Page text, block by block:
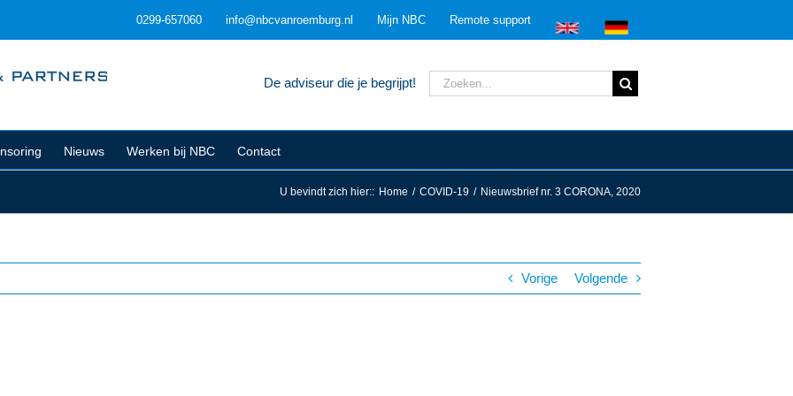
0299-657060 info@nbcvanroemburg.nl Mijn NBC Remote support
De adviseur die je begrijpt!
Zoeken
naar:
Nieuws Werken bij NBC Contact
U bevindt zich hier:: Home / COVID-19 / Nieuwsbrief nr. 3 CORONA, 2020
Vorige Volgende